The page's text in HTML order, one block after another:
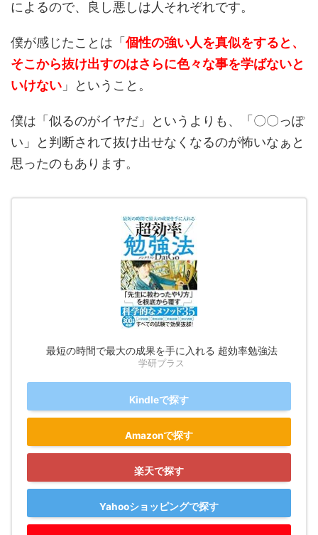
によるので、良し悪しは人それぞれです。
僕が感じたことは「 個性の強い人を真似をすると、
そこから抜け出すのはさらに色々な事を学ばないと
いけない 」ということ。
僕は「似るのがイヤだ」というよりも、「〇〇っぽ
い」と判断されて抜け出せなくなるのが怖いなぁと
思ったのもあります。
最短の時間で最大の成果を手に入れる 超効率勉強法
学研プラス
Kindleで探す
Amazonで探す
楽天で探す
Yahooショッピングで探す